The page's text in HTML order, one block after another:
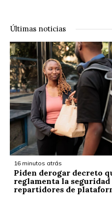
Últimas noticias
16 minutos atrás
Piden derogar decreto
reglamenta la seguridad
repartidores de